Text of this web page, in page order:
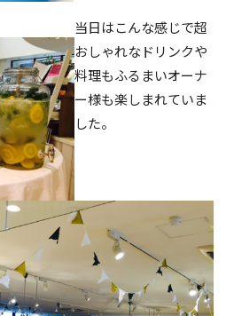
当日はこんな感じで超
おしゃれなドリンクや
料理もふるまいオーナ
ー様も楽しまれていま
した。